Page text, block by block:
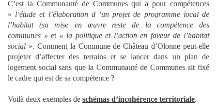
C’est la Communauté de Communes qui a pour compétences
« l’étude et l’élaboration d ‘un projet de programme local de
l’habitat (sa mise en œuvre reste de la compétence des
communes »et « la politique et l’action en faveur de l’habitat
social ». Comment la Commune de Château d’Olonne peut-elle
projeter d’affecter des terrains et se lancer dans un plan de
logement social sans que la Communauté de Communes ait fixé
le cadre qui est de sa compétence ?
Voilà deux exemples de schémas d’incohérence territoriale.